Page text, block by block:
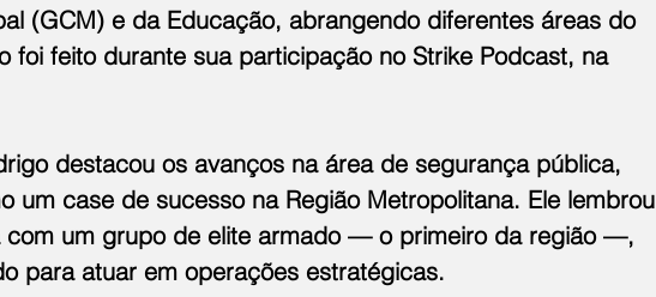
(GCM) e da Educação, abrangendo diferentes áreas do
foi feito durante sua participação no Strike Podcast, na
destacou os avanços na área de segurança pública,
um case de sucesso na Região Metropolitana. Ele lembrou
com um grupo de elite armado — o primeiro da região —,
para atuar em operações estratégicas.